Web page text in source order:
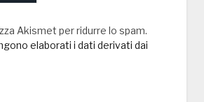
Akismet per ridurre lo spam.
elaborati i dati derivati dai